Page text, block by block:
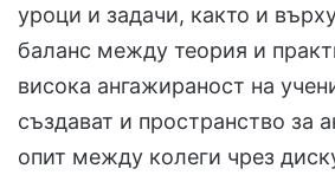
уроци и задачи, както и
баланс между теория и
висока ангажираност на
създават и пространство за
опит между колеги чрез